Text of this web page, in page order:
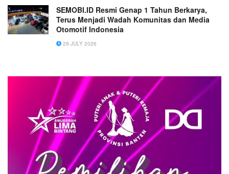
SEMOBI.ID Resmi Genap 1 Tahun Berkarya,
Terus Menjadi Wadah Komunitas dan Media
Otomotif Indonesia
29 JULY 2026